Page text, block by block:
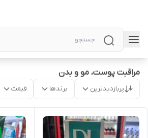
مراقبت پوست، مو و بدن
پربازدیدترین برندها قیمت